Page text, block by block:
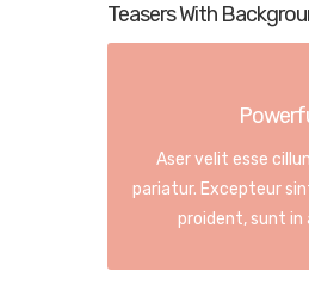
Teasers With
Aser velit esse
pariatur. Excepteur
proident, sunt in